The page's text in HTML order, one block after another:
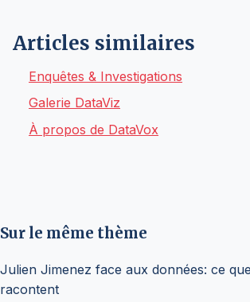
Articles similaires
Enquêtes & Investigations
Galerie DataViz
À propos de DataVox
Sur le même thème
Julien Jimenez face aux données: ce
racontent